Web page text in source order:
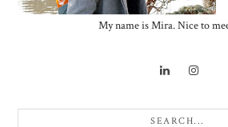
My name is Mira. Nice to